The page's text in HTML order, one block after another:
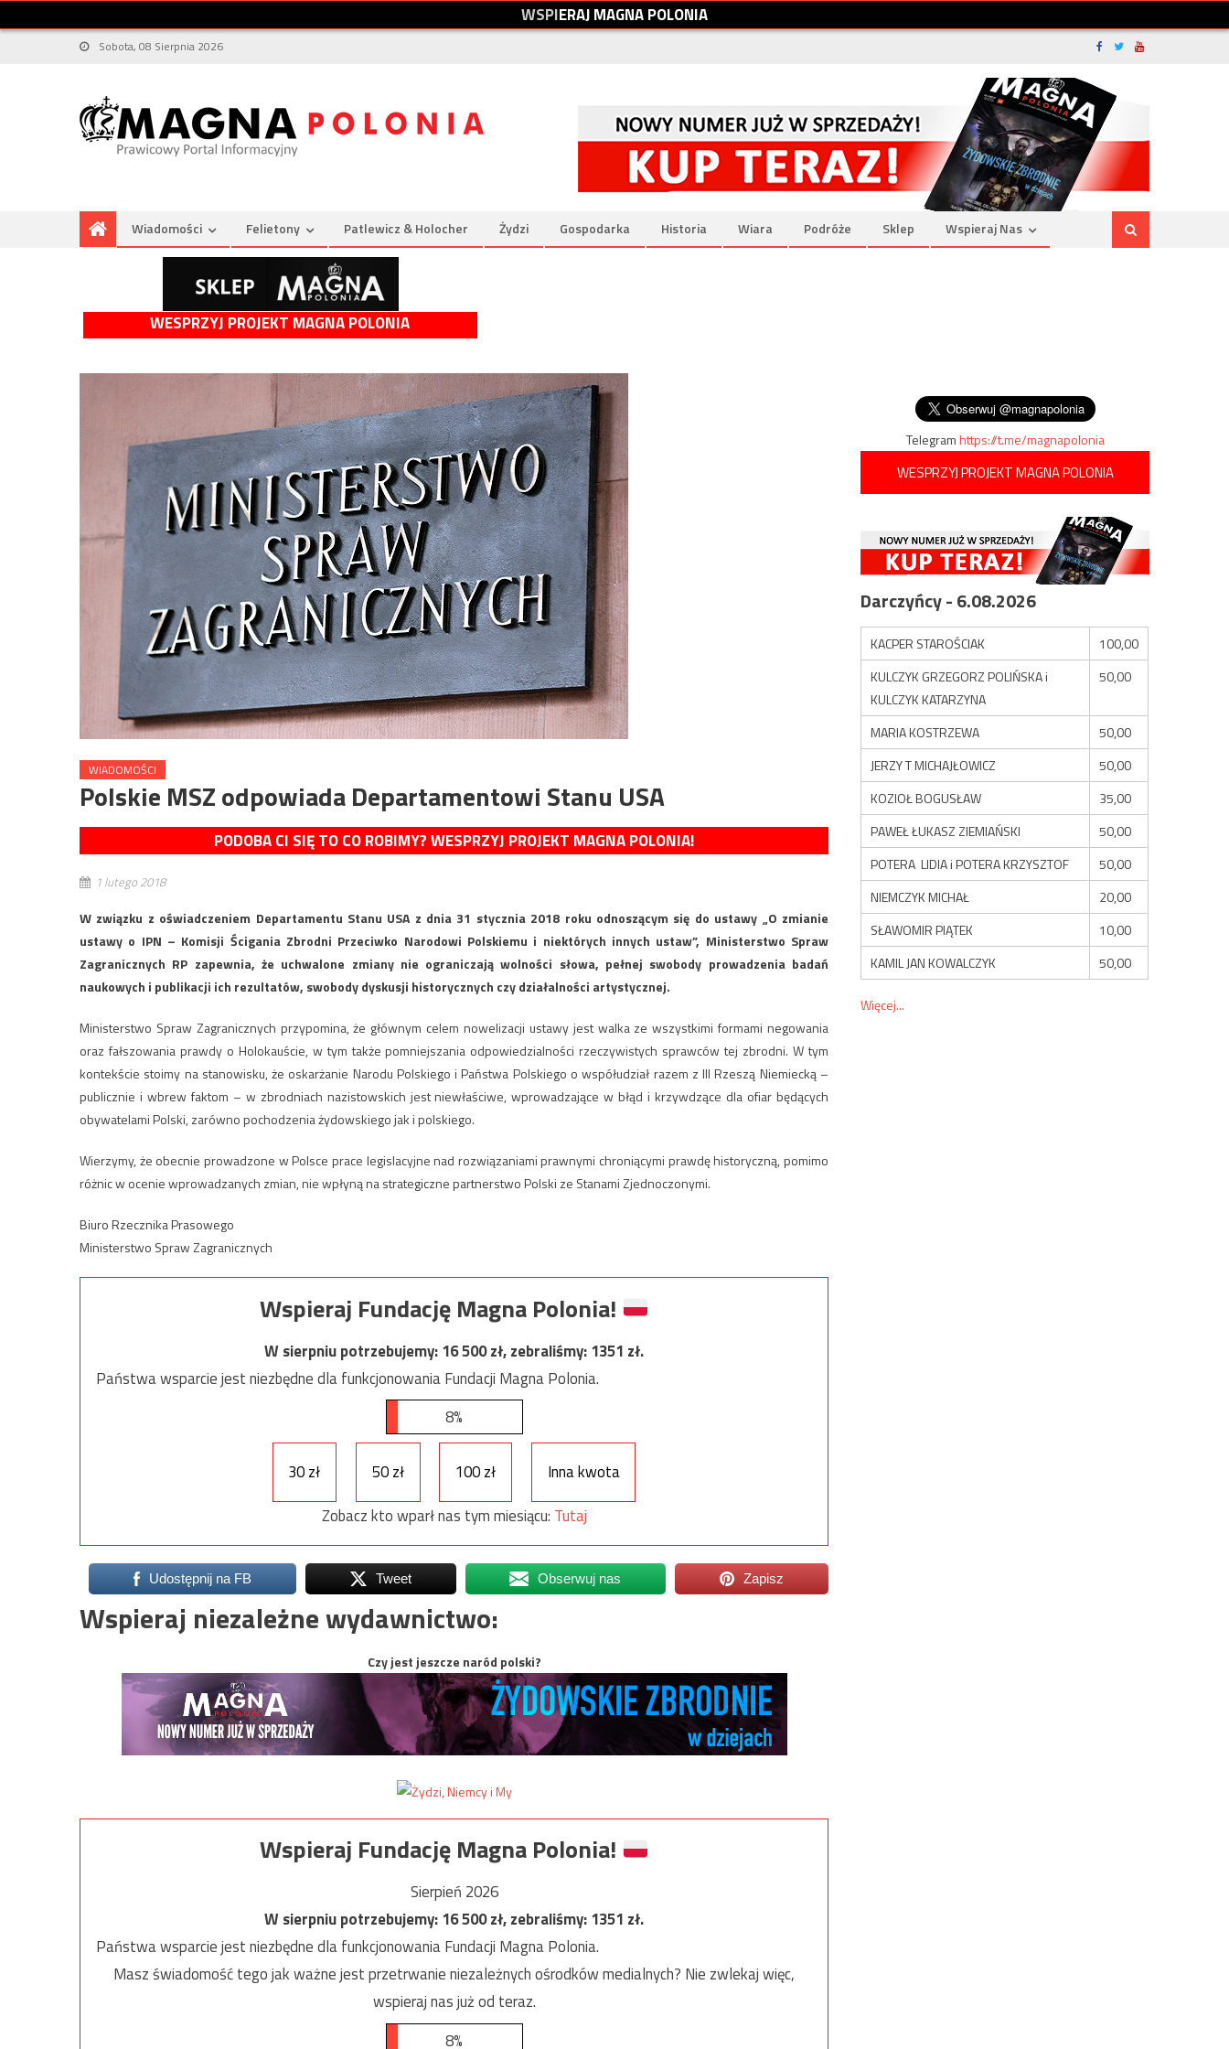
WSPIERAJMAGNAPOLONIA
Sobota, 08 Sierpnia 2026
Wiadomości Felietony Patlewicz & Holocher Żydzi Gospodarka Historia Wiara Podróże Sklep Wspieraj Nas
WESPRZYJ PROJEKT MAGNA POLONIA
WIADOMOŚCI
Polskie MSZ odpowiada Departamentowi Stanu USA
PODOBA CI SIĘ TO CO ROBIMY? WESPRZYJ PROJEKT MAGNA POLONIA!
1 lutego 2018
W związku z oświadczeniem Departamentu Stanu USA z dnia 31 stycznia 2018 roku odnoszącym się do ustawy „O zmianie
ustawy o IPN – Komisji Ścigania Zbrodni Przeciwko Narodowi Polskiemu i niektórych innych ustaw”, Ministerstwo Spraw
Zagranicznych RP zapewnia, że uchwalone zmiany nie ograniczają wolności słowa, pełnej swobody prowadzenia badań
naukowych i publikacji ich rezultatów, swobody dyskusji historycznych czy działalności artystycznej.
Ministerstwo Spraw Zagranicznych przypomina, że głównym celem nowelizacji ustawy jest walka ze wszystkimi formami negowania
oraz fałszowania prawdy o Holokauście, w tym także pomniejszania odpowiedzialności rzeczywistych sprawców tej zbrodni. W tym
kontekście stoimy na stanowisku, że oskarżanie Narodu Polskiego i Państwa Polskiego o współudział razem z III Rzeszą Niemiecką –
publicznie i wbrew faktom – w zbrodniach nazistowskich jest niewłaściwe, wprowadzające w błąd i krzywdzące dla ofiar będących
obywatelami Polski, zarówno pochodzenia żydowskiego jak i polskiego.
Wierzymy, że obecnie prowadzone w Polsce prace legislacyjne nad rozwiązaniami prawnymi chroniącymi prawdę historyczną, pomimo
różnic w ocenie wprowadzanych zmian, nie wpłyną na strategiczne partnerstwo Polski ze Stanami Zjednoczonymi.
Biuro Rzecznika Prasowego
Ministerstwo Spraw Zagranicznych
Wspieraj Fundację Magna Polonia!
W sierpniu potrzebujemy:16 500zł, zebraliśmy:1351 zł.
Państwa wsparcie jest niezbędne dla funkcjonowania Fundacji Magna Polonia.
8%
30 zł 50 zł 100 zł
Inna kwota
Zobacz kto wparł nas tym miesiącu: Tutaj
Udostępnij na FB Tweet Obserwuj nas Zapisz
Wspieraj niezależne wydawnictwo:
Czy jest jeszcze naród polski?
Wspieraj Fundację Magna Polonia!
Sierpień 2026
W sierpniu potrzebujemy:16 500zł, zebraliśmy:1351 zł.
Państwa wsparcie jest niezbędne dla funkcjonowania Fundacji Magna Polonia.
Masz świadomość tego jak ważne jest przetrwanie niezależnych ośrodków medialnych? Nie zwlekaj więc,
wspieraj nas już od teraz.
8%
Telegramhttps://t.me/magnapolonia
WESPRZYJ PROJEKT MAGNA POLONIA
Darczyńcy - 6.08.2026
KACPER STAROŚCIAK
100,00
KULCZYK GRZEGORZ POLIŃSKA i
KULCZYK KATARZYNA
50,00
MARIA KOSTRZEWA
50,00
JERZY T MICHAJŁOWICZ
50,00
KOZIOŁ BOGUSŁAW
35,00
PAWEŁ ŁUKASZ ZIEMIAŃSKI
50,00
POTERA LIDIA i POTERA KRZYSZTOF
50,00
NIEMCZYK MICHAŁ
20,00
SŁAWOMIR PIĄTEK
10,00
KAMIL JAN KOWALCZYK
50,00
Więcej...